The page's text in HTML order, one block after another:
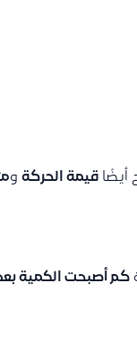
أيضًا قيمة الحركةو
كم أصبحت الكمية